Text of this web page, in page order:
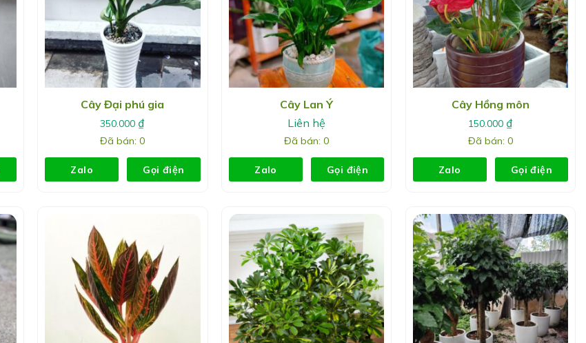
Cây Đại phú gia
350.000 ₫
Đã bán: 0
Zalo Gọi điện
Cây Lan Ý
Liên hệ
Đã bán: 0
Zalo Gọi điện
Cây Hồng môn
150.000 ₫
Đã bán: 0
Zalo Gọi điện